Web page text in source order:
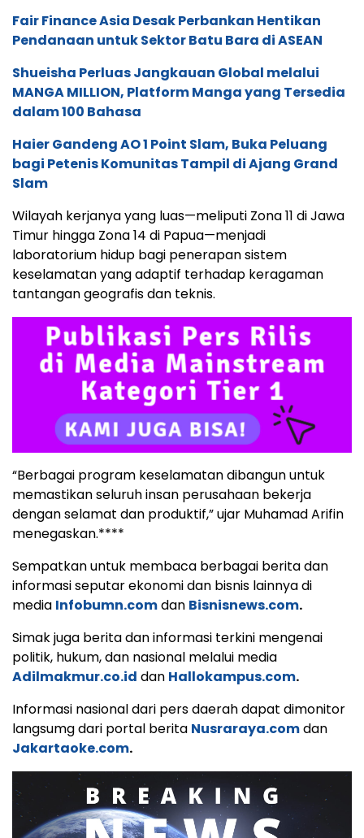
Fair Finance Asia Desak Perbankan Hentikan
Pendanaan untuk Sektor Batu Bara di ASEAN
Shueisha Perluas Jangkauan Global melalui
MANGA MILLION, Platform Manga yang Tersedia
dalam 100 Bahasa
Haier Gandeng AO 1 Point Slam, Buka Peluang
bagi Petenis Komunitas Tampil di Ajang Grand
Slam
Wilayah kerjanya yang luas—meliputi Zona 11 di Jawa
Timur hingga Zona 14 di Papua—menjadi
laboratorium hidup bagi penerapan sistem
keselamatan yang adaptif terhadap keragaman
tantangan geografis dan teknis.
“Berbagai program keselamatan dibangun untuk
memastikan seluruh insan perusahaan bekerja
dengan selamat dan produktif,” ujar Muhamad Arifin
menegaskan.****
Sempatkan untuk membaca berbagai berita dan
informasi seputar ekonomi dan bisnis lainnya di
media Infobumn.comdan Bisnisnews.com.
Simak juga berita dan informasi terkini mengenai
politik, hukum, dan nasional melalui media
Adilmakmur.co.id dan Hallokampus.com.
Informasi nasional dari pers daerah dapat dimonitor
langsumg dari portal berita Nusraraya.comdan
Jakartaoke.com.